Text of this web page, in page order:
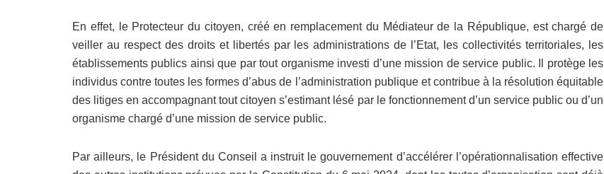
En effet, le Protecteur du citoyen, créé en remplacement du Médiateur de la République, est chargé de
veiller au respect des droits et libertés par les administrations de l’Etat, les collectivités territoriales, les
établissements publics ainsi que par tout organisme investi d’une mission de service public. Il protège les
individus contre toutes les formes d’abus de l’administration publique et contribue à la résolution équitable
des litiges en accompagnant tout citoyen s’estimant lésé par le fonctionnement d’un service public ou d’un
organisme chargé d’une mission de service public.
Par ailleurs, le Président du Conseil a instruit le gouvernement d’accélérer l’opérationnalisation effective